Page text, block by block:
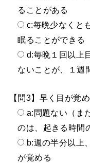
ることがある
c:毎晩少なくと
眠ることができる
d:毎晩１回以上
ないことが、１週
【問3】早く目が覚
a:問題ない（ま
のは、起きる時間
b:週の半分以上
が覚める